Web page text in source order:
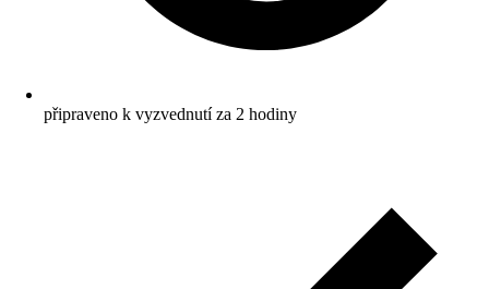
připraveno k vyzvednutí za 2 hodiny